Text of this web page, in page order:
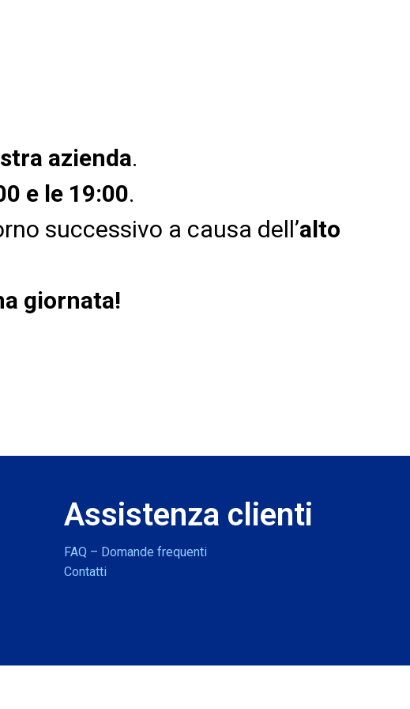
azienda.
e le 19:00.
successivo a causa dell’alto
giornata!
Assistenza clienti
FAQ – Domande frequenti
Contatti